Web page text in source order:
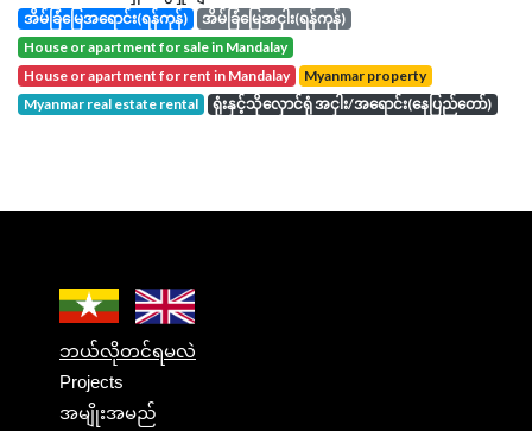
အိမ်ခြံမြေအရောင်း(ရန်ကုန်)
အိမ်ခြံမြေအငှါး(ရန်ကုန်)
house or apartment for sale in Mandalay
house or apartment for rent in Mandalay
Myanmar property
Myanmar real estate rental
ရုံးနှင့်သိုလှောင်ရုံ အငှါး/အရောင်း(နေပြည်တော်)
ဘယ်လိုတင်ရမလဲ
Projects
အမျိုးအမည်